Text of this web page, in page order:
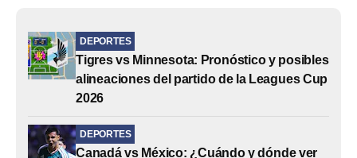
DEPORTES
Tigres vs Minnesota: Pronóstico y posibles
alineaciones del partido de la Leagues Cup
2026
DEPORTES
Canadá vs México: ¿Cuándo y dónde ver